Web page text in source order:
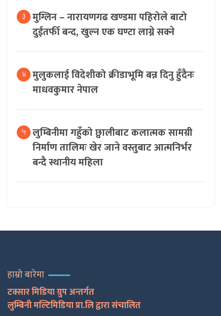
३ मुग्लिन – नारायणगढ खण्डमा पहिरोले बाटो
दुईतर्फी बन्द, खुल्न एक घण्टा लाग्ने सक्ने
४ मुलुकलाई विदेशीको क्रीडाभूमि बन्न दिनु हुँदैनः
माधवकुमार नेपाल
५ लुम्बिनीमा गहुँको छ्वालीबाट कलात्मक सामग्री
निर्माण तालिमः खेर जाने वस्तुबाट आत्मनिर्भर
बन्दै स्थानीय महिला
हाम्रो बारेमा
टक्सार मिडिया ग्रुप अन्तर्गत
लुम्बिनी मल्टिमिडिया प्रा.लि द्वारा संचालित